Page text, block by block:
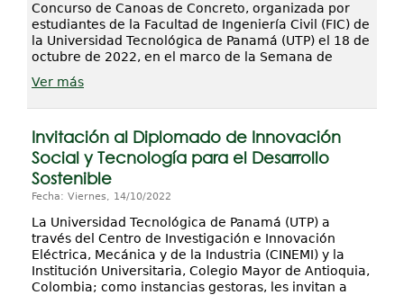
Concurso de Canoas de Concreto, organizada por
estudiantes de la Facultad de Ingeniería Civil (FIC) de
la Universidad Tecnológica de Panamá (UTP) el 18 de
octubre de 2022, en el marco de la Semana de
Ver más
Invitación al Diplomado de Innovación
Social y Tecnología para el Desarrollo
Sostenible
Fecha: Viernes, 14/10/2022
La Universidad Tecnológica de Panamá (UTP) a
través del Centro de Investigación e Innovación
Eléctrica, Mecánica y de la Industria (CINEMI) y la
Institución Universitaria, Colegio Mayor de Antioquia,
Colombia; como instancias gestoras, les invitan a